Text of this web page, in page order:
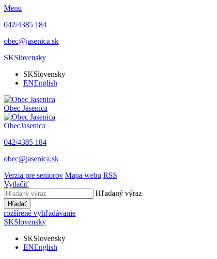
Menu
042/4385 184
obec@jasenica.sk
SKSlovensky
SKSlovensky
ENEnglish
Obec Jasenica
ObecJasenica
042/4385 184
obec@jasenica.sk
Verzia pre seniorov Mapa webu RSS
Vytlačiť
Hľadaný výraz
Hľadať
rozšírené vyhľadávanie
SKSlovensky
SKSlovensky
ENEnglish